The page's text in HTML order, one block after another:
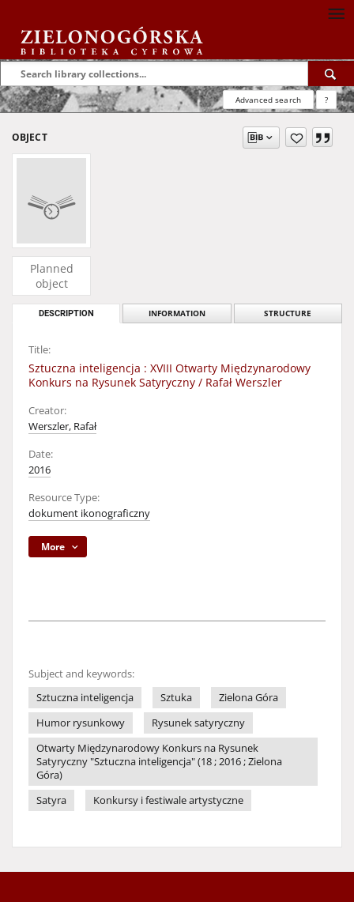
Advanced search ?
OBJECT
Planned
object
DESCRIPTION INFORMATION STRUCTURE
Title:
Sztuczna inteligencja : XVIII Otwarty Międzynarodowy
Konkurs na Rysunek Satyryczny / Rafał Werszler
Creator:
Werszler, Rafał
Date:
2016
Resource Type:
dokument ikonograficzny
More
Subject and keywords:
Sztuczna inteligencja
Sztuka
Zielona Góra
Humor rysunkowy
Rysunek satyryczny
Otwarty Międzynarodowy Konkurs na Rysunek
Satyryczny "Sztuczna inteligencja" (18 ; 2016 ; Zielona
Góra)
Satyra
Konkursy i festiwale artystyczne